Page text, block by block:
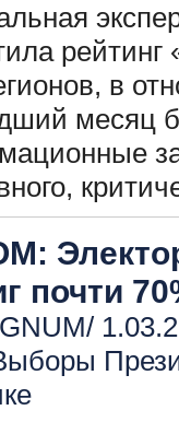
рейтинг
в
месяц
почти